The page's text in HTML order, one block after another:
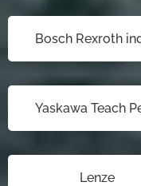
Bosch Rexroth
Yaskawa Teach
Lenze